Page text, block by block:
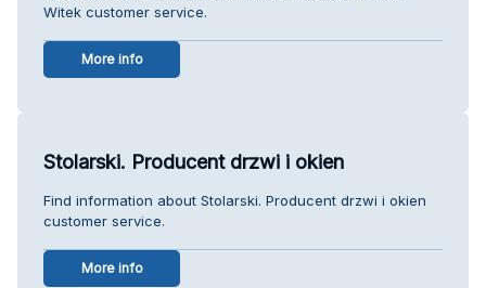
Witek customer service.
More info
Stolarski. Producent drzwi i okien
Find information about Stolarski. Producent drzwi i okien
customer service.
More info